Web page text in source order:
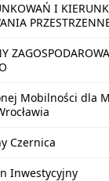
I
Mobilności dla
Czernica
Inwestycyjny